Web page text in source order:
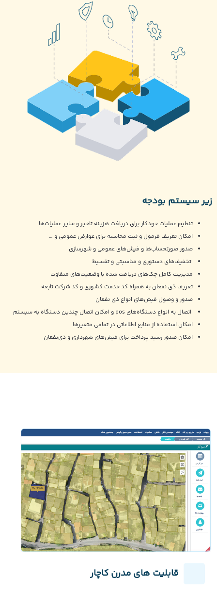
زیر سیستم بودجه
تنظیم عملیات خودکار برای دریافت هزینه تاخیر و سایر عملیات‌ها
امکان تعریف فرمول و ثبت محاسبه برای عوارض عمومی و …
صدور صورتحساب‌ها و فیش‌های عمومی و شهرسازی
تخفیف‌های دستوری و مناسبتی و تقسیط
مدیریت کامل چک‌های دریافت شده با وضعیت‌های متفاوت
تعریف ذی نفعان به همراه کد خدمت کشوری و کد شرکت تابعه
صدور و وصول فیش‌های انواع ذی نفعان
اتصال به انواع دستگاه‌های pos و امکان اتصال چندین دستگاه به سیستم
امکان استفاده از منابع اطلاعاتی در تمامی متغیرها
امکان صدور رسید پرداخت برای فیش‌های شهرداری و ذی‌نفعان
قابلیت های مدرن کاچار